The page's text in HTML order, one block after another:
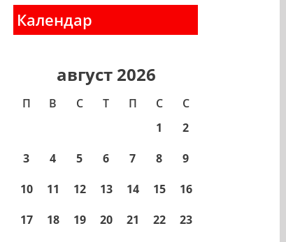
Календар
август 2026
П В С T П С С
1
2
3
4 5 6 7 8
9
10
11 12 13 14 15
16
17
18 19 20 21 22
23